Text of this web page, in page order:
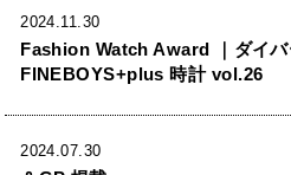
2024.11.30
Fashion Watch Award ｜ダイバ
FINEBOYS+plus 時計 vol.26
2024.07.30